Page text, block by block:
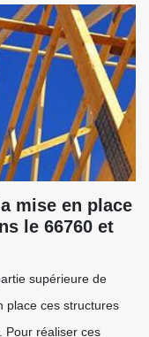
mise en place
le 66760 et
supérieure de
place ces structures
Pour réaliser ces